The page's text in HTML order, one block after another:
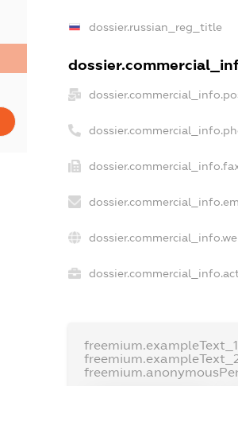
dossier.russian_reg_title
freemium.exampleText_1